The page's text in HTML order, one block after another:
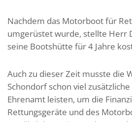
Nachdem das Motorboot für
umgerüstet wurde, stellte Herr
seine Bootshütte für 4 Jahre
Auch zu dieser Zeit musste die
Schondorf schon viel
Ehrenamt leisten, um die
Rettungsgeräte und des